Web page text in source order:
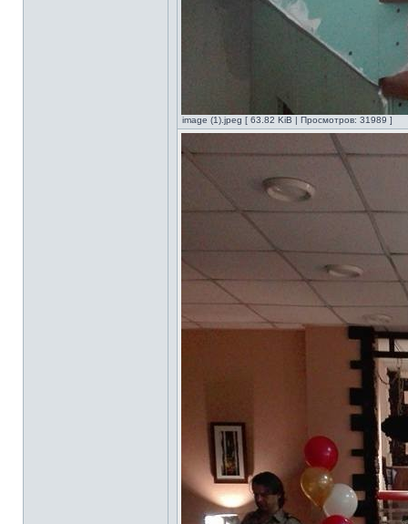
image (1).jpeg [ 63.82 KiB | Просмотров: 31989 ]